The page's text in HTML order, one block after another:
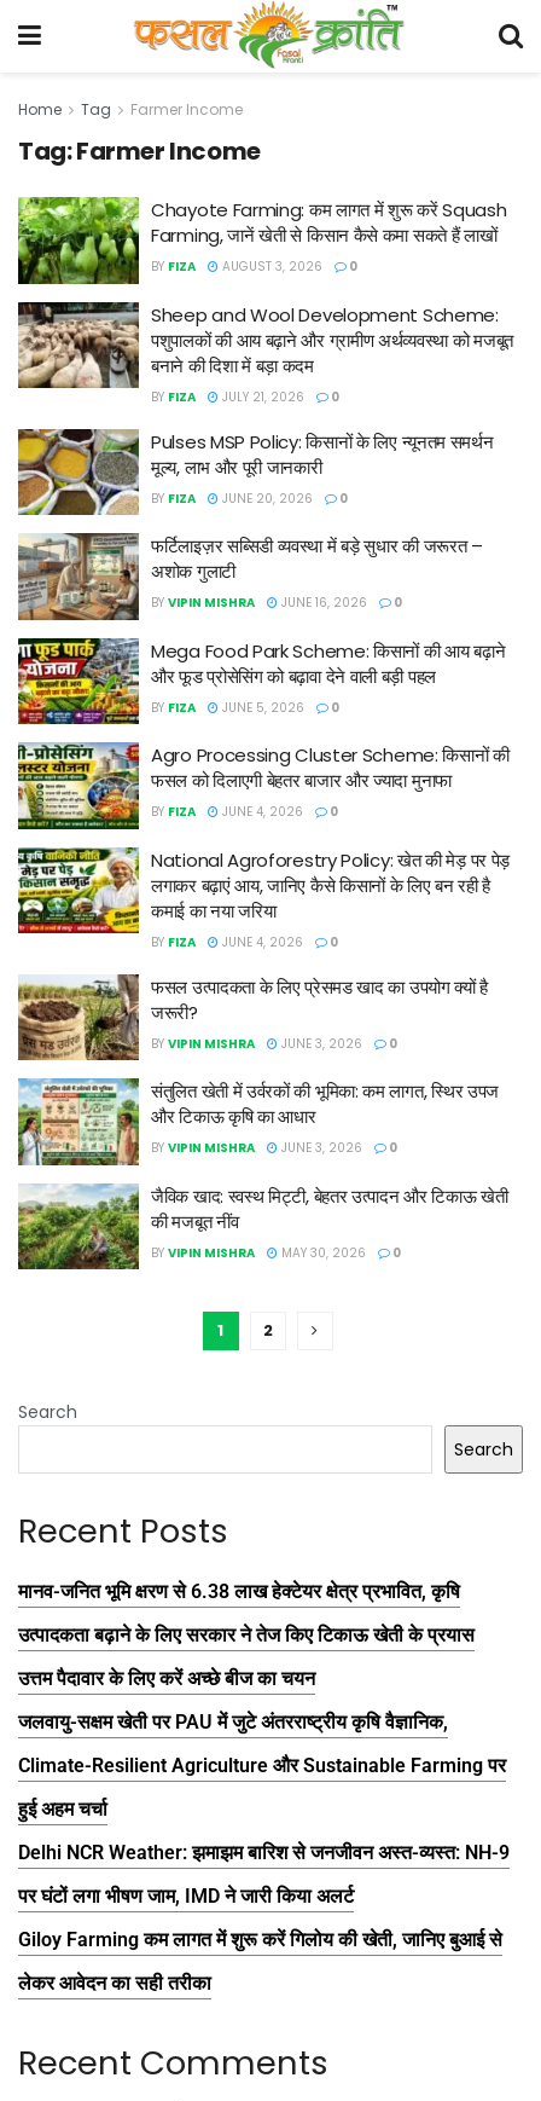
Home Tag Farmer Income
Tag:Farmer Income
Chayote Farming: कम लागत में शुरू करें Squash
Farming, जानें खेती से किसान कैसे कमा सकते हैं लाखों
BY FIZA AUGUST 3, 2026 0
Sheep and Wool Development Scheme:
पशुपालकों की आय बढ़ाने और ग्रामीण अर्थव्यवस्था को मजबूत
बनाने की दिशा में बड़ा कदम
BY FIZA JULY 21, 2026 0
Pulses MSP Policy: किसानों के लिए न्यूनतम समर्थन
मूल्य, लाभ और पूरी जानकारी
BY FIZA JUNE 20, 2026 0
फर्टिलाइज़र सब्सिडी व्यवस्था में बड़े सुधार की जरूरत –
अशोक गुलाटी
BY VIPIN MISHRA JUNE 16, 2026 0
Mega Food Park Scheme: किसानों की आय बढ़ाने
और फूड प्रोसेसिंग को बढ़ावा देने वाली बड़ी पहल
BY FIZA JUNE 5, 2026 0
Agro Processing Cluster Scheme: किसानों की
फसल को दिलाएगी बेहतर बाजार और ज्यादा मुनाफा
BY FIZA JUNE 4, 2026 0
National Agroforestry Policy: खेत की मेड़ पर पेड़
लगाकर बढ़ाएं आय, जानिए कैसे किसानों के लिए बन रही है
कमाई का नया जरिया
BY FIZA JUNE 4, 2026 0
फसल उत्पादकता के लिए प्रेसमड खाद का उपयोग क्यों है
जरूरी?
BY VIPIN MISHRA JUNE 3, 2026 0
संतुलित खेती में उर्वरकों की भूमिका: कम लागत, स्थिर उपज
और टिकाऊ कृषि का आधार
BY VIPIN MISHRA JUNE 3, 2026 0
जैविक खाद: स्वस्थ मिट्टी, बेहतर उत्पादन और टिकाऊ खेती
की मजबूत नींव
BY VIPIN MISHRA MAY 30, 2026 0
1 2
Search
Search
Recent Posts
मानव-जनित भूमि क्षरण से 6.38 लाख हेक्टेयर क्षेत्र प्रभावित, कृषि
उत्पादकता बढ़ाने के लिए सरकार ने तेज किए टिकाऊ खेती के प्रयास
उत्तम पैदावार के लिए करें अच्छे बीज का चयन
जलवायु-सक्षम खेती पर PAU में जुटे अंतरराष्ट्रीय कृषि वैज्ञानिक,
Climate-Resilient Agriculture और Sustainable Farming पर
हुई अहम चर्चा
Delhi NCR Weather: झमाझम बारिश से जनजीवन अस्त-व्यस्त: NH-9
पर घंटों लगा भीषण जाम, IMD ने जारी किया अलर्ट
Giloy Farming कम लागत में शुरू करें गिलोय की खेती, जानिए बुआई से
लेकर आवेदन का सही तरीका
Recent Comments